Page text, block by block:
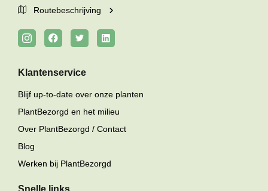
Routebeschrijving
Klantenservice
Blijf up-to-date over onze planten
PlantBezorgd en het milieu
Over PlantBezorgd / Contact
Blog
Werken bij PlantBezorgd
Snelle links